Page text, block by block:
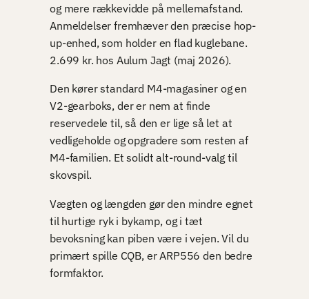
og mere rækkevidde på mellemafstand.
Anmeldelser fremhæver den præcise hop-
up-enhed, som holder en flad kuglebane.
2.699 kr. hos Aulum Jagt (maj 2026).
Den kører standard M4-magasiner og en
V2-gearboks, der er nem at finde
reservedele til, så den er lige så let at
vedligeholde og opgradere som resten af
M4-familien. Et solidt alt-round-valg til
skovspil.
Vægten og længden gør den mindre egnet
til hurtige ryk i bykamp, og i tæt
bevoksning kan piben være i vejen. Vil du
primært spille CQB, er ARP556 den bedre
formfaktor.